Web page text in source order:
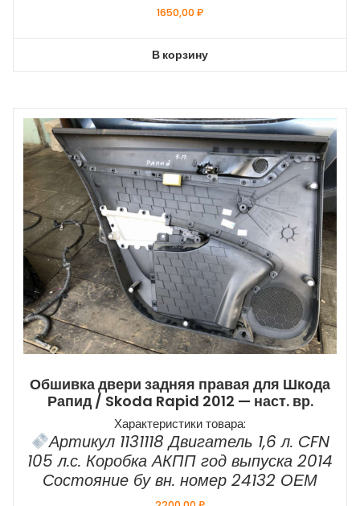
1650,00₽
В корзину
Обшивка двери задняя правая для Шкода
Рапид / Skoda Rapid 2012 — наст. вр.
Характеристики товара:
Артикул 1131118 Двигатель 1,6 л. CFN
105 л.с. Коробка АКПП год выпуска 2014
Состояние бу вн. номер 24132 ОЕМ